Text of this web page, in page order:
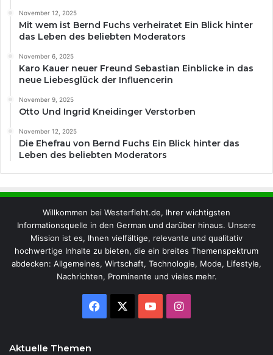
November 12, 2025
Mit wem ist Bernd Fuchs verheiratet Ein Blick hinter
das Leben des beliebten Moderators
November 6, 2025
Karo Kauer neuer Freund Sebastian Einblicke in das
neue Liebesglück der Influencerin
November 9, 2025
Otto Und Ingrid Kneidinger Verstorben
November 12, 2025
Die Ehefrau von Bernd Fuchs Ein Blick hinter das
Leben des beliebten Moderators
Willkommen bei Westerfleht.de, Ihrer wichtigsten
Informationsquelle in den German und darüber hinaus. Unsere
Mission ist es, Ihnen vielfältige, relevante und qualitativ
hochwertige Inhalte zu bieten, die ein breites Themenspektrum
abdecken: Allgemeines, Wirtschaft, Technologie, Mode, Lifestyle,
Nachrichten, Prominente und vieles mehr.
Facebook YouTubeInstagram
Aktuelle Themen